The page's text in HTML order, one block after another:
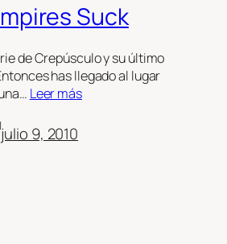
Suck
de Crepúsculo y su último
has llegado al lugar
Leer más
|julio 9, 2010